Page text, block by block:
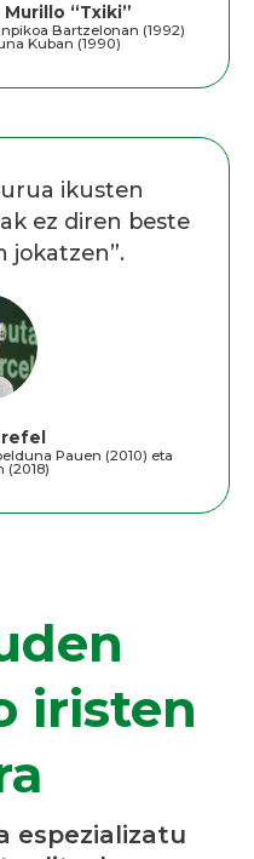
“Txiki”
Bartzelonan (1992)
Kuban (1990)
ikusten
ez diren beste
jokatzen”.
Pauen (2010) eta
(2018)
iristen
espezializatu